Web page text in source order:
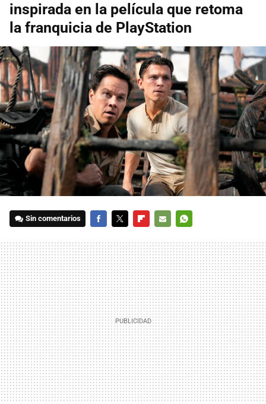
inspirada en la película que retoma
la franquicia de PlayStation
Sin comentarios
MAIL